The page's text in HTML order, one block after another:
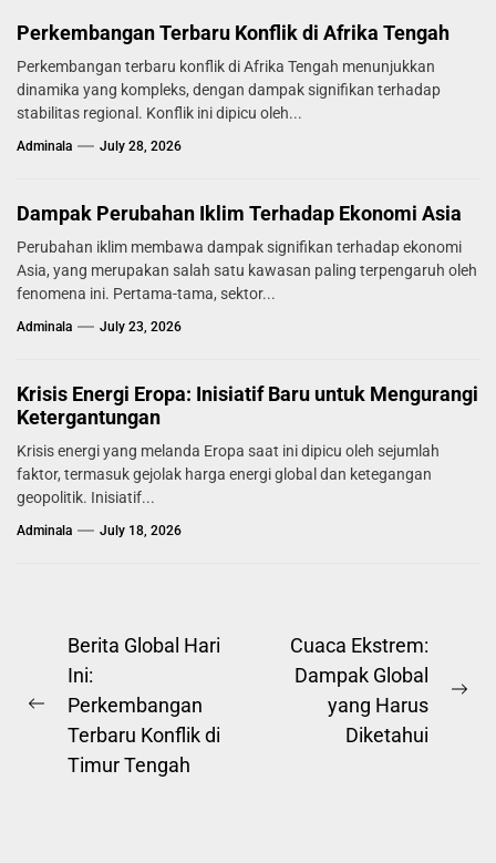
Perkembangan Terbaru Konflik di Afrika Tengah
Perkembangan terbaru konflik di Afrika Tengah menunjukkan
dinamika yang kompleks, dengan dampak signifikan terhadap
stabilitas regional. Konflik ini dipicu oleh...
Adminala July 28, 2026
Dampak Perubahan Iklim Terhadap Ekonomi Asia
Perubahan iklim membawa dampak signifikan terhadap ekonomi
Asia, yang merupakan salah satu kawasan paling terpengaruh oleh
fenomena ini. Pertama-tama, sektor...
Adminala July 23, 2026
Krisis Energi Eropa: Inisiatif Baru untuk Mengurangi
Ketergantungan
Krisis energi yang melanda Eropa saat ini dipicu oleh sejumlah
faktor, termasuk gejolak harga energi global dan ketegangan
geopolitik. Inisiatif...
Adminala July 18, 2026
Post
navigation
Previous
Berita Global Hari
Ini:
Perkembangan
Terbaru Konflik di
Timur Tengah
Cuaca Ekstrem:
Dampak Global
yang Harus
Diketahui